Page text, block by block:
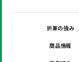
折兼の強み
商品情報